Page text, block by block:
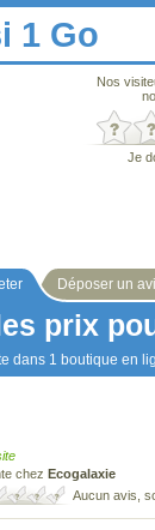
1 Go
Nos
Je
Déposer un
prix
dans 1 boutique en
chez Ecogalaxie
Aucun avis,